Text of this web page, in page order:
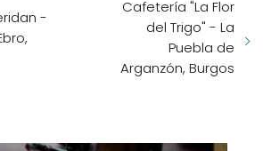
-
Cafetería "La Flor
del Trigo" - La
Puebla de
Arganzón, Burgos